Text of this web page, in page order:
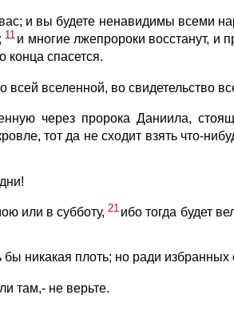
и вы будете ненавидимы всеми
11 и многие лжепророки восстанут, и
конца спасется.
вселенной, во свидетельство
через пророка Даниила,
тот да не сходит взять что-
или в субботу,21 ибо тогда будет
никакая плоть; но ради избранных
там,- не верьте.